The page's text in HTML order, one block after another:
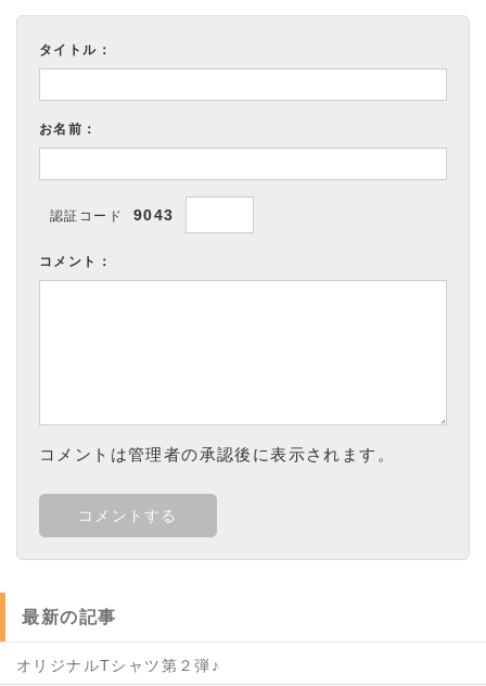
タイトル：
お名前：
認証コード 9043
コメント：
コメントは管理者の承認後に表示されます。
最新の記事
オリジナルTシャツ第２弾♪